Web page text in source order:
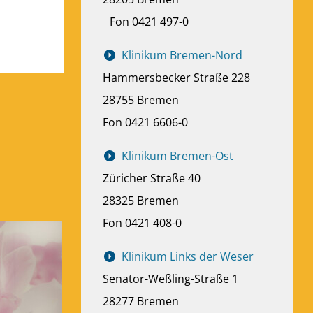
Fon 0421 497-0
Klinikum Bremen-Nord
Hammersbecker Straße 228
28755 Bremen
Fon 0421 6606-0
Klinikum Bremen-Ost
Züricher Straße 40
28325 Bremen
Fon 0421 408-0
Klinikum Links der Weser
Senator-Weßling-Straße 1
28277 Bremen